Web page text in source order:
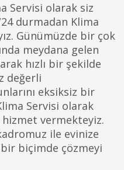
Servisi olarak siz
durmadan Klima
Günümüzde bir çok
meydana gelen
hızlı bir şekilde
değerli
eksiksiz bir
Servisi olarak
vermekteyiz.
ile evinize
bir biçimde çözmeyi